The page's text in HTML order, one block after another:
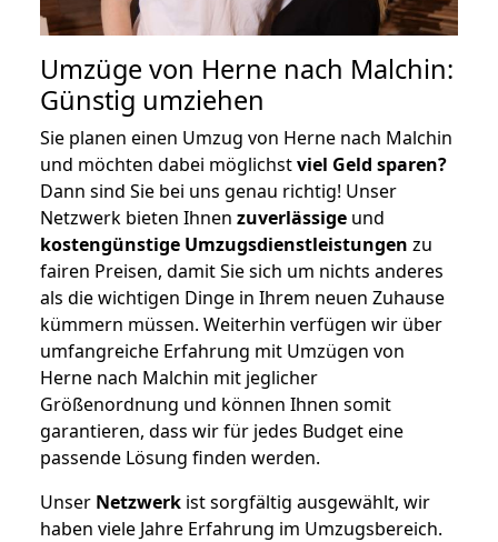
Umzüge von Herne nach Malchin:
Günstig umziehen
Sie planen einen Umzug von Herne nach Malchin
und möchten dabei möglichstviel Geld sparen?
Dann sind Sie bei uns genau richtig! Unser
Netzwerk bieten Ihnen zuverlässige und
kostengünstige Umzugsdienstleistungen zu
fairen Preisen, damit Sie sich um nichts anderes
als die wichtigen Dinge in Ihrem neuen Zuhause
kümmern müssen. Weiterhin verfügen wir über
umfangreiche Erfahrung mit Umzügen von
Herne nach Malchin mit jeglicher
Größenordnung und können Ihnen somit
garantieren, dass wir für jedes Budget eine
passende Lösung finden werden.
Unser Netzwerk ist sorgfältig ausgewählt, wir
haben viele Jahre Erfahrung im Umzugsbereich.